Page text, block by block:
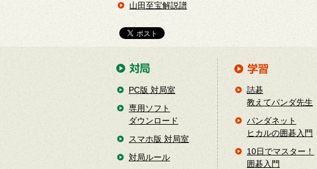
山田至宝解説譜
PC版 対局室
専用ソフト
ダウンロード
スマホ版 対局室
対局ルール
詰碁
教えてパンダ先生
パンダネット
ヒカルの囲碁入門
10日でマスター！
囲碁入門